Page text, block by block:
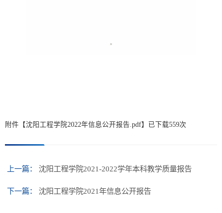
附件【沈阳工程学院2022年信息公开报告.pdf】已下载559次
上一篇： 沈阳工程学院2021-2022学年本科教学质量报告
下一篇： 沈阳工程学院2021年信息公开报告